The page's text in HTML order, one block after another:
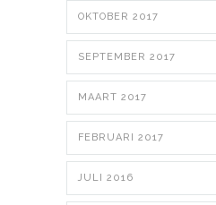
OKTOBER 2017
SEPTEMBER 2017
MAART 2017
FEBRUARI 2017
JULI 2016